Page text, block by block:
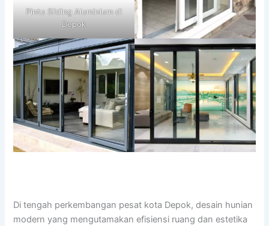
Pintu Sliding Aluminium di
Depok
Di tengah perkembangan pesat kota Depok, desain hunian
modern yang mengutamakan efisiensi ruang dan estetika